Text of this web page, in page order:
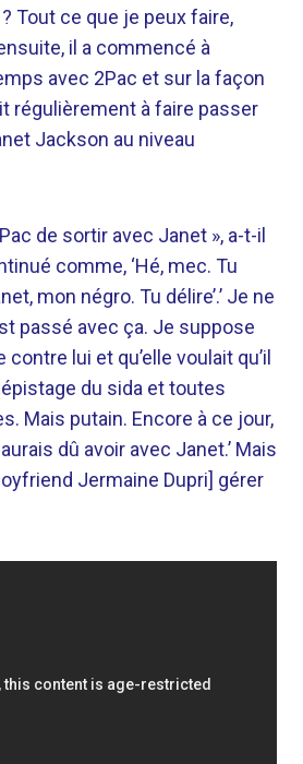
Tout ce que je peux faire,
il a commencé à
avec 2Pac et sur la façon
régulièrement à faire passer
Jackson au niveau
de sortir avec Janet », a-t-il
comme, ‘Hé, mec. Tu
mon négro. Tu délire’.’ Je ne
passé avec ça. Je suppose
contre lui et qu’elle voulait qu’il
du sida et toutes
Mais putain. Encore à ce jour,
dû avoir avec Janet.’ Mais
Jermaine Dupri] gérer